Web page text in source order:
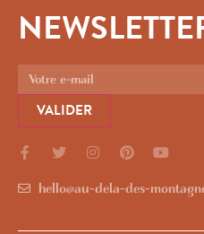
VALIDER
hello@au-dela-des-